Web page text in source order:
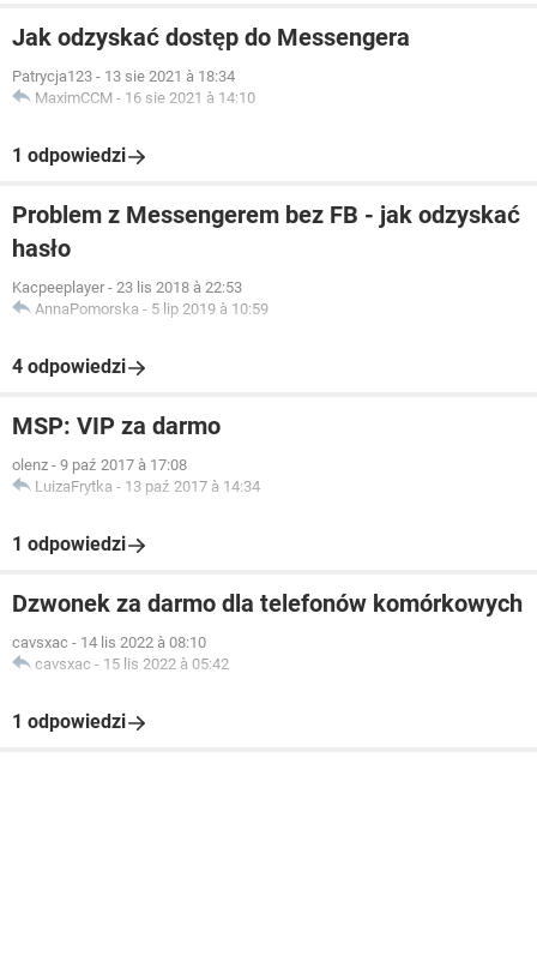
Jak odzyskać dostęp do Messengera
Patrycja123 - 13 sie 2021 à 18:34
MaximCCM - 16 sie 2021 à 14:10
1 odpowiedzi
Problem z Messengerem bez FB - jak odzyskać
hasło
Kacpeeplayer - 23 lis 2018 à 22:53
AnnaPomorska - 5 lip 2019 à 10:59
4 odpowiedzi
MSP: VIP za darmo
olenz - 9 paź 2017 à 17:08
LuizaFrytka - 13 paź 2017 à 14:34
1 odpowiedzi
Dzwonek za darmo dla telefonów komórkowych
cavsxac - 14 lis 2022 à 08:10
cavsxac - 15 lis 2022 à 05:42
1 odpowiedzi